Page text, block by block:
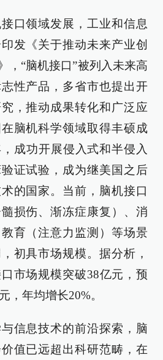
口领域发展，工业和信息
发《关于推动未来产业创
，“脑机接口”被列入未来高
性产品，多省市也提出开
，推动成果转化和广泛应
脑机科学领域取得丰硕成
成功开展侵入式和半侵入
证试验，成为继美国之后
的国家。当前，脑机接口
损伤、渐冻症康复）、消
育（注意力监测）等场景
初具市场规模。据分析，
市场规模突破38亿元，预
，年均增长20%。
信息技术的前沿探索，脑
值已远超出科研范畴，在